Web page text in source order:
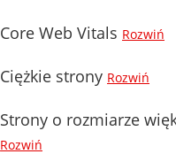
Core Web Vitals Rozwiń
Ciężkie strony Rozwiń
Strony o rozmiarze
Rozwiń